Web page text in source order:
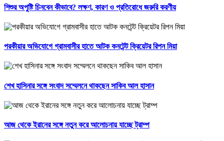
শিশুর অপুষ্টি চিনবেন কীভাবে? লক্ষণ, কারণ ও প্রতিরোধে জরুরি করণীয়
পরকীয়ার অভিযোগে গ্রামবাসীর হাতে আটক কনটেন্ট ক্রিয়েটর রিপন মিয়া
শেখ হাসিনার সঙ্গে সংবাদ সম্মেলনে থাকছেন সাকিব আল হাসান
আজ থেকে ইরানের সঙ্গে নতুন করে আলোচনায় যাচ্ছে ট্রাম্প